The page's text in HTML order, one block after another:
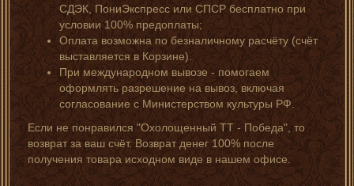
СДЭК, ПониЭкспресс или СПСР бесплатно при
условии 100% предоплаты;
Оплата возможна по безналичному расчёту (счёт
выставляется в Корзине).
При международном вывозе - помогаем
оформлять разрешение на вывоз, включая
согласование с Министерством культуры РФ.
Если не понравился "Охолощенный ТТ - Победа", то
возврат за ваш счёт. Возврат денег 100% после
получения товара исходном виде в нашем офисе.